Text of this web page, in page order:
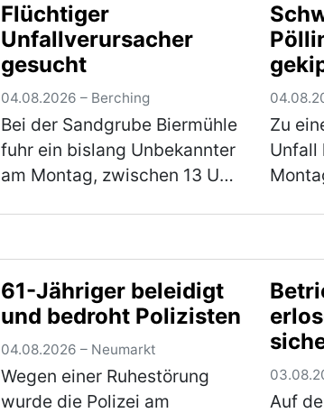
hierbei einige Runden um
einen Fischweiher. Hierbei
verlor der Fahranfänger …
(mehr)
Ca.
Flüchtiger
Unfallverursacher
gesucht
04.08.2026 – Berching
Bei der Sandgrube Biermühle
fuhr ein bislang Unbekannter
am Montag, zwischen 13 Uhr
einen Sachschaden in Höhe
von rund 5.000 €. Der…
(mehr)
Zu
Unfall
und
61-Jähriger beleidigt
und bedroht Polizisten
04.08.2026 – Neumarkt
Wegen einer Ruhestörung
wurde die Polizei am
Auf